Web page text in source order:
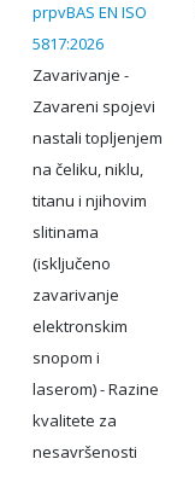
prpvBAS EN ISO
5817:2026
Zavarivanje -
Zavareni spojevi
nastali topljenjem
na čeliku, niklu,
titanu i njihovim
slitinama
(isključeno
zavarivanje
elektronskim
snopom i
laserom) - Razine
kvalitete za
nesavršenosti